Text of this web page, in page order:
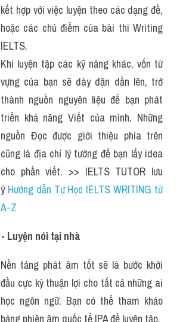
kết hợp với việc luyện theo các dạng đề,
hoặc các chủ điểm của bài thi Writing
IELTS.
Khi luyện tập các kỹ năng khác, vốn từ
vựng của bạn sẽ dày dặn dần lên, trở
thành nguồn nguyên liệu để bạn phát
triển khả năng Viết của mình. Những
nguồn Đọc được giới thiệu phía trên
cũng là địa chỉ lý tưởng để bạn lấy idea
cho phần viết. >> IELTS TUTOR lưu
ý Hướng dẫn Tự Học IELTS WRITING từ
A-Z
- Luyện nói tại nhà
Nền tảng phát âm tốt sẽ là bước khởi
đầu cực kỳ thuận lợi cho tất cả những ai
học ngôn ngữ. Bạn có thể tham khảo
bảng phiên âm quốc tế IPA để luyện tập.